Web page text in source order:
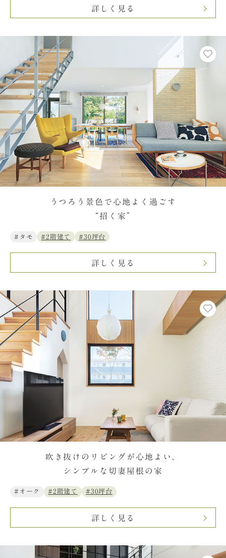
詳しく見る
うつろう景色で心地よく過ごす
“招く家”
#タモ #2階建て #30坪台
詳しく見る
吹き抜けのリビングが心地よい、
シンプルな切妻屋根の家
#オーク #2階建て #30坪台
詳しく見る